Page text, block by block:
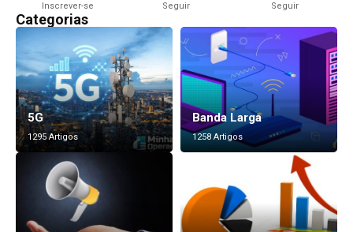
Inscrever-se Seguir Seguir
Categorias
5G
1295 Artigos
Banda Larga
1258 Artigos